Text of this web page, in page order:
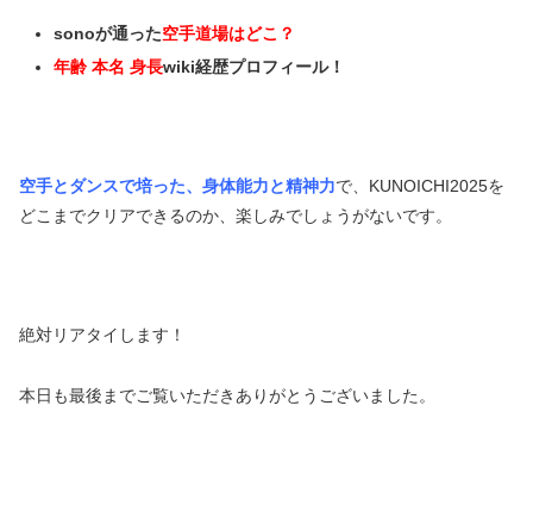
sonoが通った空手道場はどこ？
年齢 本名 身長wiki経歴プロフィール！
空手とダンスで培った、身体能力と精神力で、KUNOICHI2025を
どこまでクリアできるのか、楽しみでしょうがないです。
絶対リアタイします！
本日も最後までご覧いただきありがとうございました。